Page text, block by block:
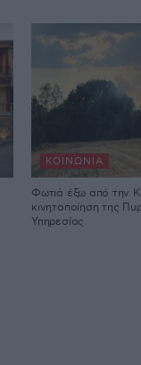
ΚΟΙΝΩΝΊΑ
Φωτιά έξω από την
κινητοποίηση της
Υπηρεσίας